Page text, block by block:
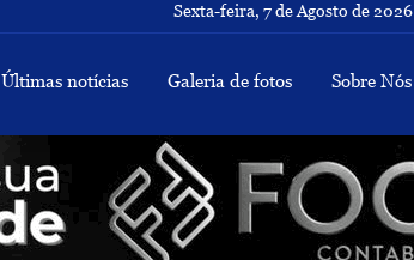
Sexta-feira, 7 de Agosto de 2026
Últimas notícias Galeria de fotos Sobre Nós